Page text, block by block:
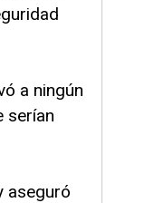
a ningún
serían
aseguró